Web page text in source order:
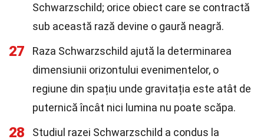
Schwarzschild; orice obiect care se contractă
sub această rază devine o gaură neagră.
27
Raza Schwarzschild ajută la determinarea
dimensiunii orizontului evenimentelor, o
regiune din spațiu unde gravitația este atât de
puternică încât nici lumina nu poate scăpa.
28
Studiul razei Schwarzschild a condus la